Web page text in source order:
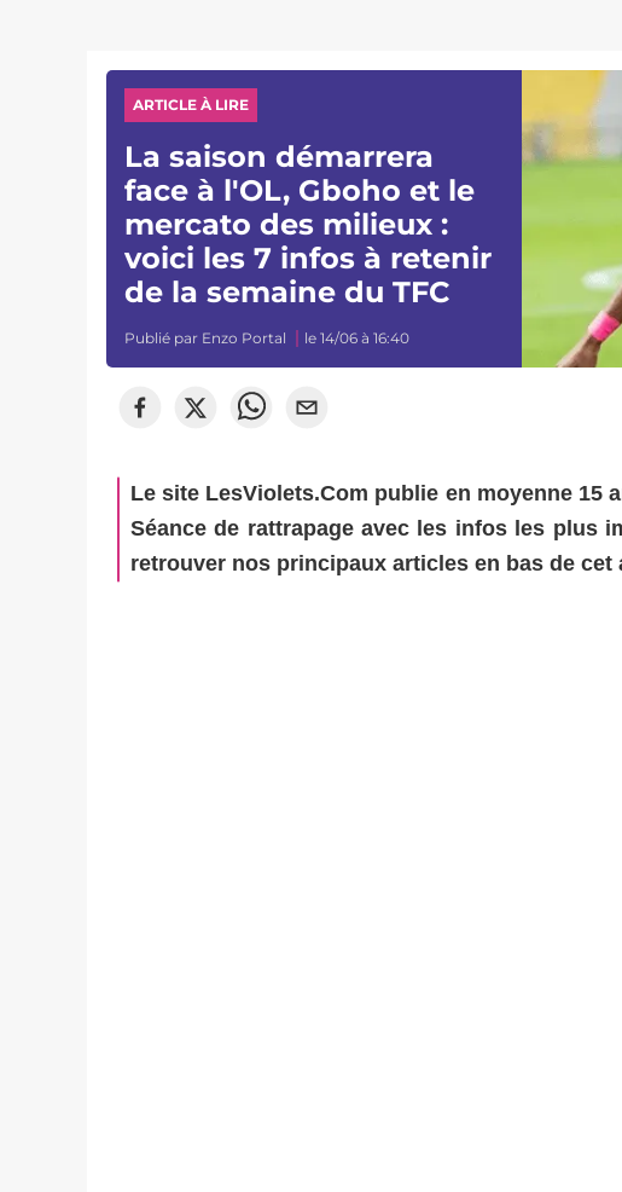
ARTICLE À LIRE
La saison démarrera
face à l'OL, Gboho et le
mercato des milieux :
voici les 7 infos à retenir
de la semaine du TFC
Publié par Enzo Portal le 14/06 à 16:40
Le site LesViolets.Com publie en moyenne 15
Séance de rattrapage avec les infos les plus
retrouver nos principaux articles en bas de cet